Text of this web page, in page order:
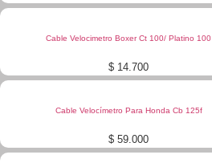
Cable Velocimetro Boxer Ct 100/ Platino 100
$ 14.700
Cable Velocímetro Para Honda Cb 125f
$ 59.000